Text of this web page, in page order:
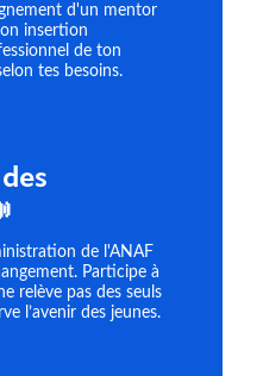
d'un mentor
insertion
de ton
tes besoins.
de l'ANAF
Participe à
relève pas des seuls
l’avenir des jeunes.